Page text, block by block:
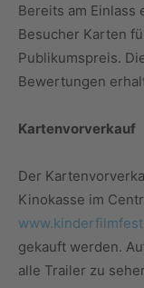
Bereits am Einlass
Besucher Karten
Publikumspreis.
Bewertungen
Kartenvorverkauf
Der
Kinokasse im
gekauft werden.
alle Trailer zu